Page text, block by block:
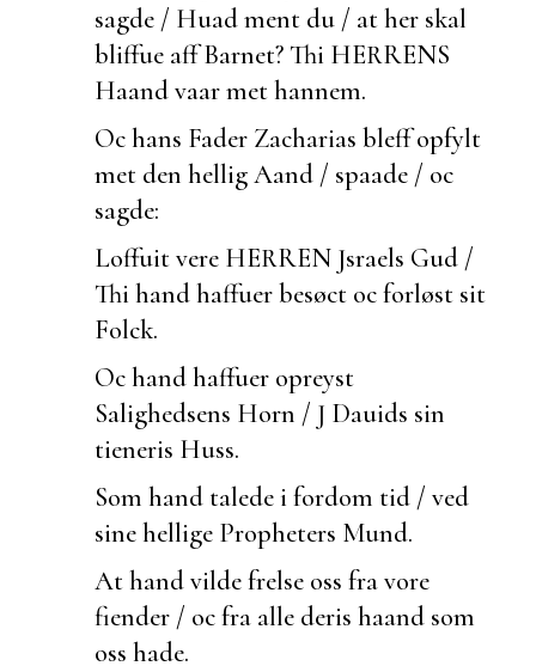
sagde / Huad ment du / at her skal
bliffue aff Barnet? Thi HERRENS
Haand vaar met hannem.
Oc hans Fader Zacharias bleff opfylt
met den hellig Aand / spaade / oc
sagde:
Loffuit vere HERREN Jsraels Gud /
Thi hand haffuer besøct oc forløst sit
Folck.
Oc hand haffuer opreyst
Salighedsens Horn / J Dauids sin
tieneris Huss.
Som hand talede i fordom tid / ved
sine hellige Propheters Mund.
At hand vilde frelse oss fra vore
fiender / oc fra alle deris haand som
oss hade.